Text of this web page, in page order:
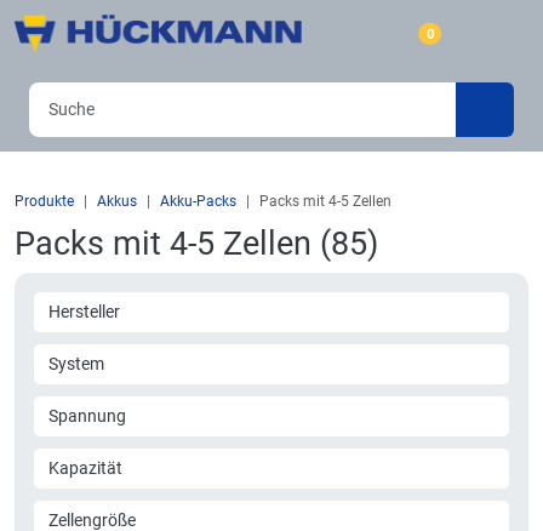
0
Produkte Akkus Akku-Packs Packs mit 4-5 Zellen
Packs mit 4-5 Zellen (85)
Hersteller
System
Spannung
Kapazität
Zellengröße